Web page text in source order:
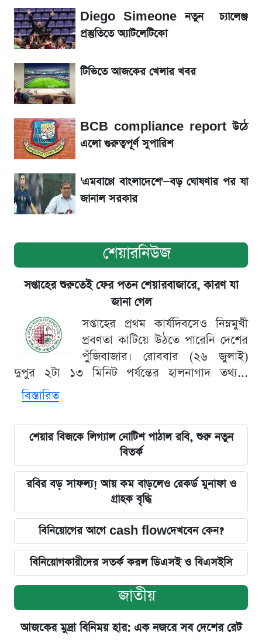
রবির বড় সাফল্য! আয় কম বাড়লেও রেকর্ড মুনাফা ও
গ্রাহক বৃদ্ধি
শেয়ার বিজকে লিগ্যাল নোটিশ পাঠাল রবি, শুরু নতুন
বিতর্ক
সৌদিতে বাংলাদেশিদের আকামা নবায়নে বদলে গেল
নিয়ম
Diego Simeone নতুন চ্যালেঞ্জ
প্রস্তুতিতে অ্যাটলেটিকো
টিভিতে আজকের খেলার খবর
BCB compliance report উঠে
এলো গুরুত্বপূর্ণ সুপারিশ
'এমবাপ্পে বাংলাদেশে'—বড় ঘোষণার পর যা
জানাল সরকার
শেয়ারনিউজ
সপ্তাহের শুরুতেই ফের পতন শেয়ারবাজারে, কারণ যা
জানা গেল
সপ্তাহের প্রথম কার্যদিবসেও নিম্নমুখী
প্রবণতা কাটিয়ে উঠতে পারেনি দেশের
পুঁজিবাজার। রোববার (২৬ জুলাই)
দুপুর ২টা ১৩ মিনিট পর্যন্তের হালনাগাদ তথ্য...
বিস্তারিত
শেয়ার বিজকে লিগ্যাল নোটিশ পাঠাল রবি, শুরু নতুন
বিতর্ক
রবির বড় সাফল্য! আয় কম বাড়লেও রেকর্ড মুনাফা ও
গ্রাহক বৃদ্ধি
বিনিয়োগের আগে cash flowদেখবেন কেন?
বিনিয়োগকারীদের সতর্ক করল ডিএসই ও বিএসইসি
জাতীয়
আজকের মুদ্রা বিনিময় হার: এক নজরে সব দেশের রেট